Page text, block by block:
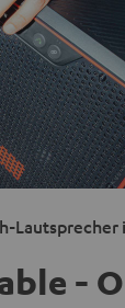
Lautsprecher
-